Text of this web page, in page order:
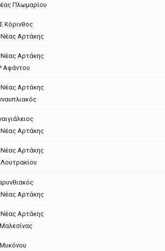
Πλωμαρίου
Κόρινθος
Αρτάκης
Αρτάκης
Αφάντου
Αρτάκης
Αρτάκης
Αρτάκης
Αρτάκης
Αρτάκης